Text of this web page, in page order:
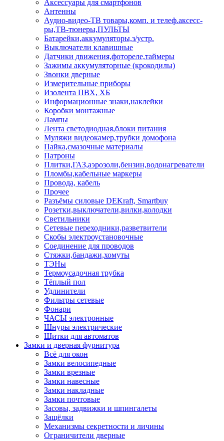
Аксессуары для смартфонов
Антенны
Аудио-видео-ТВ товары,комп. и телеф.аксесс-
ры,ТВ-тюнеры,ПУЛЬТЫ
Батарейки,аккумуляторы,з/устр.
Выключатели клавишные
Датчики движения,фотореле,таймеры
Зажимы аккумуляторные (крокодилы)
Звонки дверные
Измерительные приборы
Изолента ПВХ, ХБ
Информационные знаки,наклейки
Коробки монтажные
Лампы
Лента светодиодная,блоки питания
Муляжи видеокамер,трубки домофона
Пайка,смазочные материалы
Патроны
Плитки,ГАЗ,аэрозоли,бензин,водонагреватели
Пломбы,кабельные маркеры
Провода, кабель
Прочее
Разъёмы силовые DEKraft, Smartbuy
Розетки,выключатели,вилки,колодки
Светильники
Сетевые переходники,разветвители
Скобы электроустановочные
Соединение для проводов
Стяжки,бандажи,хомуты
ТЭНы
Термоусадочная трубка
Тёплый пол
Удлинители
Фильтры сетевые
Фонари
ЧАСЫ электронные
Шнуры электрические
Щитки для автоматов
Замки и дверная фурнитура
Всё для окон
Замки велосипедные
Замки врезные
Замки навесные
Замки накладные
Замки почтовые
Засовы, задвижки и шпингалеты
Защёлки
Механизмы секретности и личины
Ограничители дверные